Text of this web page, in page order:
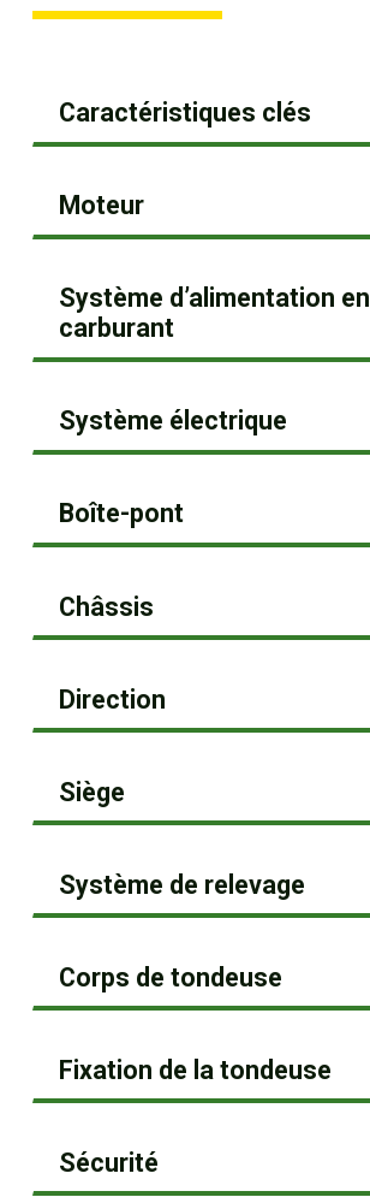
Caractéristiques clés
Moteur
Système d’alimentation en
carburant
Système électrique
Boîte-pont
Châssis
Direction
Siège
Système de relevage
Corps de tondeuse
Fixation de la tondeuse
Sécurité